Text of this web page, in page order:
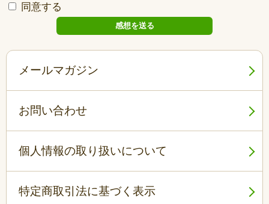
同意する
メールマガジン
お問い合わせ
個人情報の取り扱いについて
特定商取引法に基づく表示